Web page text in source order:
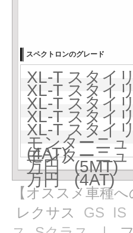
スペクトロンのグレード
XL-T スタイ
XL-T スタイ
XL-T スタイ
XL-T スタイ
XL-T スタイ
(4AT)
モンターニ
万円 (5MT)
モンターニ
万円 (4AT)
【オススメ車種へ
レクサス GS IS